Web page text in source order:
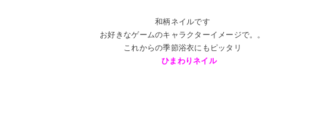
和柄ネイルです
お好きなゲームのキャラクターイメージで。。
これからの季節浴衣にもピッタリ
ひまわりネイル